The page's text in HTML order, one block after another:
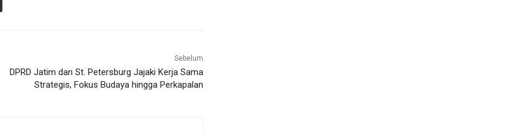
Sebelum
DPRD Jatim dan St. Petersburg Jajaki Kerja Sama
Strategis, Fokus Budaya hingga Perkapalan